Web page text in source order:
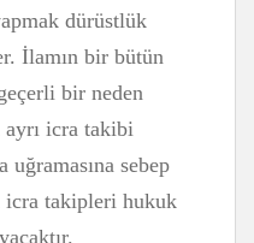
dürüstlük
İlamın bir bütün
bir neden
ayrı icra takibi
uğramasına sebep
icra takipleri hukuk